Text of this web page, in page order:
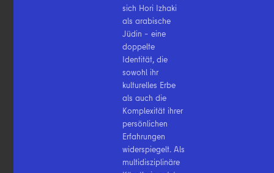
sich Hori Izhaki
als arabische
Jüdin – eine
doppelte
Identität, die
sowohl ihr
kulturelles Erbe
als auch die
Komplexität ihrer
persönlichen
Erfahrungen
widerspiegelt. Als
multidisziplinäre